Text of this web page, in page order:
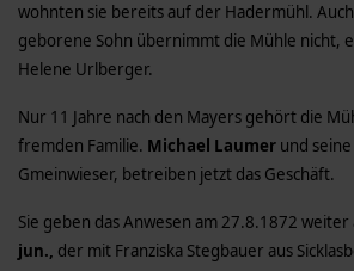
wohnten sie bereits auf der Hadermühl.
geborene Sohn übernimmt die Mühle nicht,
Helene Urlberger.
Nur 11 Jahre nach den Mayers gehört die
fremden Familie. Michael Laumer und
Gmeinwieser, betreiben jetzt das Geschäft.
Sie geben das Anwesen am 27.8.1872 weiter
jun., der mit Franziska Stegbauer aus